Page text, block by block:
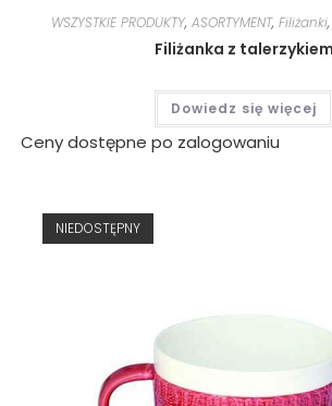
WSZYSTKIE PRODUKTY, ASORTYMENT, Filiżanki,
Filiżanka z talerzykiem
Dowiedz się więcej
Ceny dostępne po zalogowaniu
NIEDOSTĘPNY